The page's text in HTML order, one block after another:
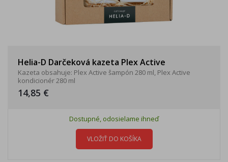
Helia-D Darčeková kazeta Plex Active
Kazeta obsahuje: Plex Active šampón 280 ml, Plex Active
kondicionér 280 ml
14,85 €
Dostupné, odosielame ihneď
VLOŽIŤ DO KOŠÍKA